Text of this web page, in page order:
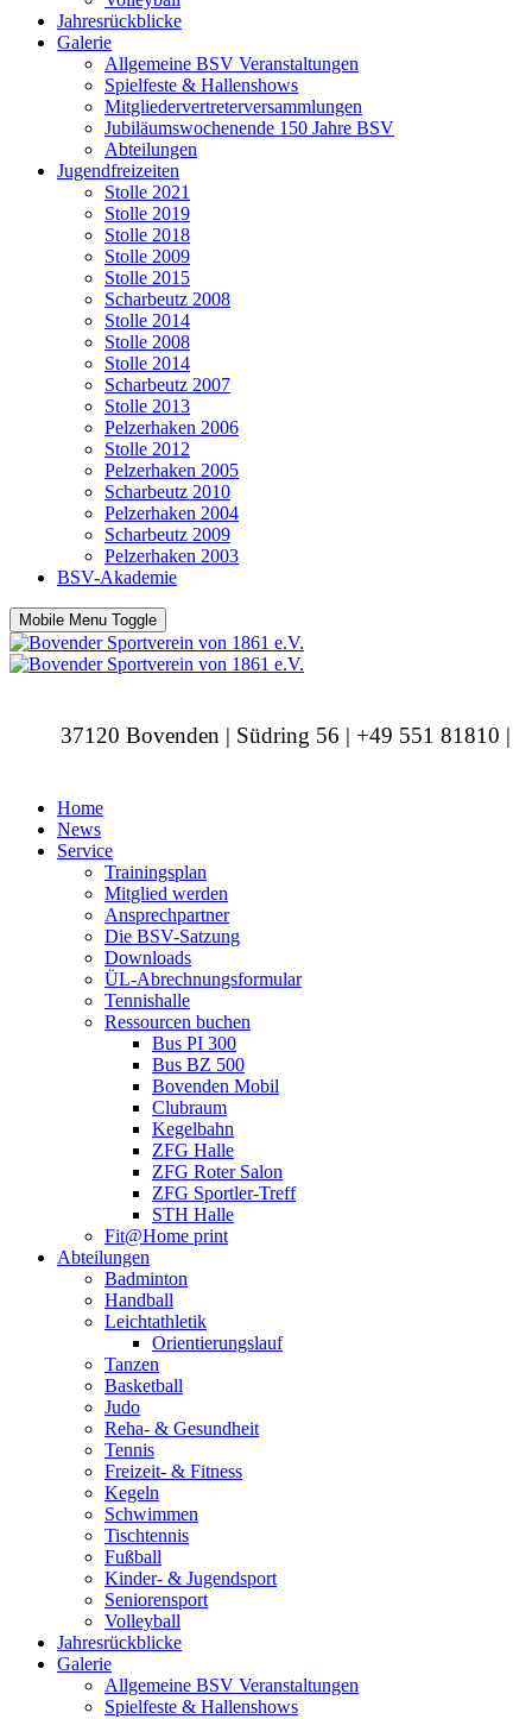
Jahresrückblicke
Galerie
Allgemeine BSV Veranstaltungen
Spielfeste & Hallenshows
Mitgliedervertreterversammlungen
Jubiläumswochenende 150 Jahre BSV
Abteilungen
Jugendfreizeiten
Stolle 2021
Stolle 2019
Stolle 2018
Stolle 2009
Stolle 2015
Scharbeutz 2008
Stolle 2014
Stolle 2008
Stolle 2014
Scharbeutz 2007
Stolle 2013
Pelzerhaken 2006
Stolle 2012
Pelzerhaken 2005
Scharbeutz 2010
Pelzerhaken 2004
Scharbeutz 2009
Pelzerhaken 2003
BSV-Akademie
Mobile Menu Toggle
37120 Bovenden | Südring 56 | +49 551 81810 |
Home
News
Service
Trainingsplan
Mitglied werden
Ansprechpartner
Die BSV-Satzung
Downloads
ÜL-Abrechnungsformular
Tennishalle
Ressourcen buchen
Bus PI 300
Bus BZ 500
Bovenden Mobil
Clubraum
Kegelbahn
ZFG Halle
ZFG Roter Salon
ZFG Sportler-Treff
STH Halle
Fit@Home print
Abteilungen
Badminton
Handball
Leichtathletik
Orientierungslauf
Tanzen
Basketball
Judo
Reha- & Gesundheit
Tennis
Freizeit- & Fitness
Kegeln
Schwimmen
Tischtennis
Fußball
Kinder- & Jugendsport
Seniorensport
Volleyball
Jahresrückblicke
Galerie
Allgemeine BSV Veranstaltungen
Spielfeste & Hallenshows